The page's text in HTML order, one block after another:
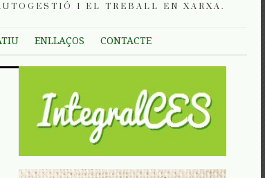
I EL TREBALL EN XARXA.
ENLLAÇOS CONTACTE